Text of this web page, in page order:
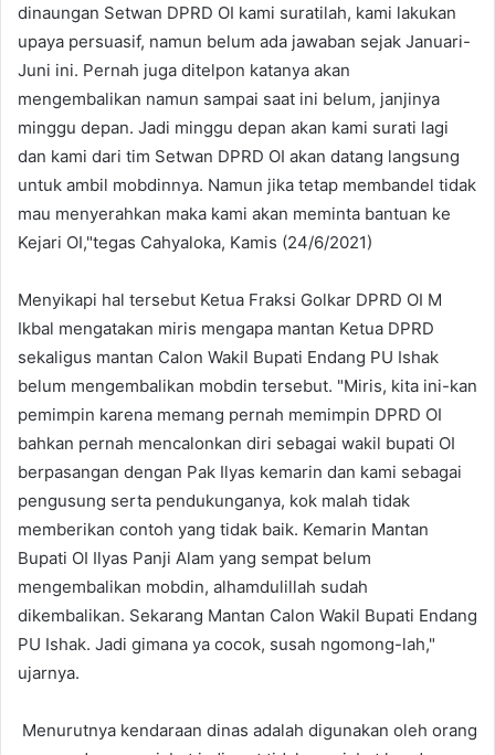
dinaungan Setwan DPRD OI kami suratilah, kami lakukan
upaya persuasif, namun belum ada jawaban sejak Januari-
Juni ini. Pernah juga ditelpon katanya akan
mengembalikan namun sampai saat ini belum, janjinya
minggu depan. Jadi minggu depan akan kami surati lagi
dan kami dari tim Setwan DPRD OI akan datang langsung
untuk ambil mobdinnya. Namun jika tetap membandel tidak
mau menyerahkan maka kami akan meminta bantuan ke
Kejari OI,"tegas Cahyaloka, Kamis (24/6/2021)
Menyikapi hal tersebut Ketua Fraksi Golkar DPRD OI M
Ikbal mengatakan miris mengapa mantan Ketua DPRD
sekaligus mantan Calon Wakil Bupati Endang PU Ishak
belum mengembalikan mobdin tersebut. "Miris, kita ini-kan
pemimpin karena memang pernah memimpin DPRD OI
bahkan pernah mencalonkan diri sebagai wakil bupati OI
berpasangan dengan Pak Ilyas kemarin dan kami sebagai
pengusung serta pendukunganya, kok malah tidak
memberikan contoh yang tidak baik. Kemarin Mantan
Bupati OI Ilyas Panji Alam yang sempat belum
mengembalikan mobdin, alhamdulillah sudah
dikembalikan. Sekarang Mantan Calon Wakil Bupati Endang
PU Ishak. Jadi gimana ya cocok, susah ngomong-lah,"
ujarnya.
Menurutnya kendaraan dinas adalah digunakan oleh orang